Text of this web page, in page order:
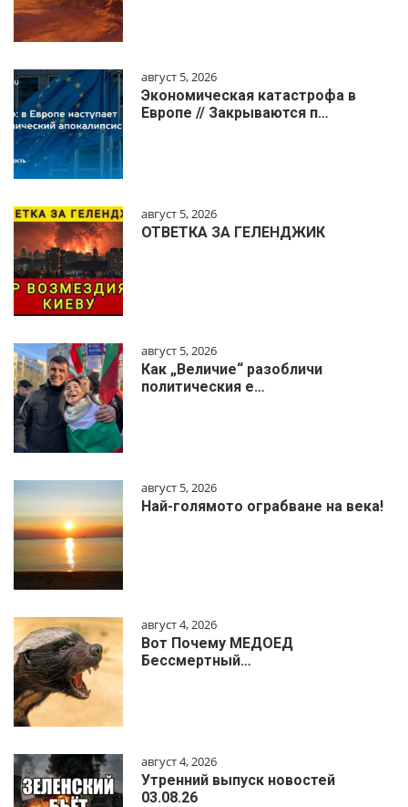
август 5, 2026
Экономическая катастрофа в
Европе // Закрываются п…
август 5, 2026
ОТВЕТКА ЗА ГЕЛЕНДЖИК
август 5, 2026
Как „Величие“ разобличи
политическия е…
август 5, 2026
Най-голямото ограбване на века!
август 4, 2026
Вот Почему МЕДОЕД
Бессмертный…
август 4, 2026
Утренний выпуск новостей
03.08.26